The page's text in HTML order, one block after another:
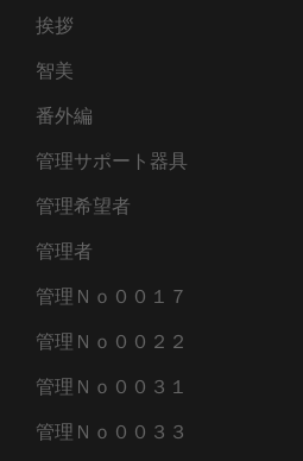
挨拶
智美
番外編
管理サポート器具
管理希望者
管理者
管理Ｎｏ００１７
管理Ｎｏ００２２
管理Ｎｏ００３１
管理Ｎｏ００３３